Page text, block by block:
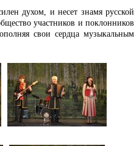
духом, и несет знамя русской
участников и поклонников
свои сердца музыкальным